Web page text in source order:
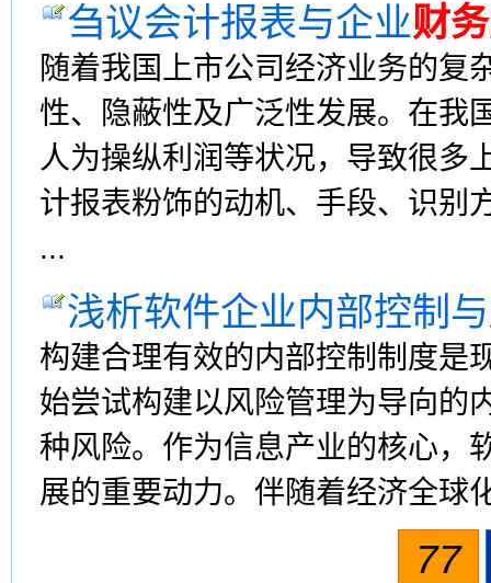
刍议会计报表与企业财
随着我国上市公司经济业务的复
性、隐蔽性及广泛性发展。在我
人为操纵利润等状况，导致很多
计报表粉饰的动机、手段、识别
...
浅析软件企业内部控制与
构建合理有效的内部控制制度是
始尝试构建以风险管理为导向的
种风险。作为信息产业的核心，
展的重要动力。伴随着经济全球
77